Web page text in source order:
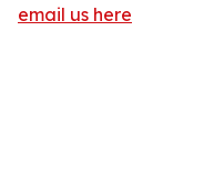
email us here